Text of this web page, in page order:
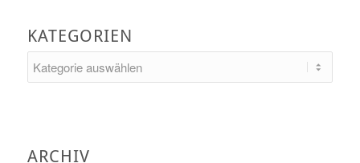
KATEGORIEN
ARCHIV